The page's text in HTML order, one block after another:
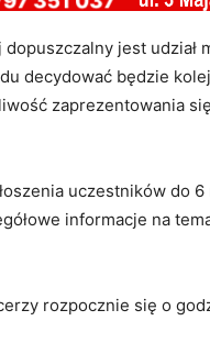
jest udział
decydować będzie
zaprezentowania
uczestników do
informacje na
rozpocznie się o